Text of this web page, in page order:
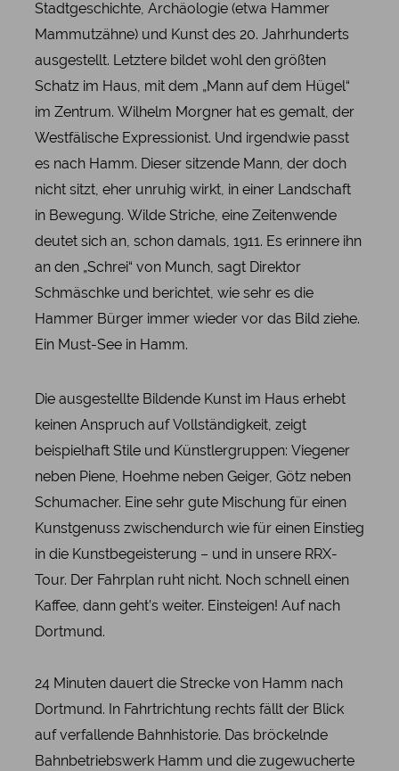
Stadtgeschichte, Archäologie (etwa Hammer
Mammutzähne) und Kunst des 20. Jahrhunderts
ausgestellt. Letztere bildet wohl den größten
Schatz im Haus, mit dem „Mann auf dem Hügel“
im Zentrum. Wilhelm Morgner hat es gemalt, der
Westfälische Expressionist. Und irgendwie passt
es nach Hamm. Dieser sitzende Mann, der doch
nicht sitzt, eher unruhig wirkt, in einer Landschaft
in Bewegung. Wilde Striche, eine Zeitenwende
deutet sich an, schon damals, 1911. Es erinnere ihn
an den „Schrei“ von Munch, sagt Direktor
Schmäschke und berichtet, wie sehr es die
Hammer Bürger immer wieder vor das Bild ziehe.
Ein Must-See in Hamm.
Die ausgestellte Bildende Kunst im Haus erhebt
keinen Anspruch auf Vollständigkeit, zeigt
beispielhaft Stile und Künstlergruppen: Viegener
neben Piene, Hoehme neben Geiger, Götz neben
Schumacher. Eine sehr gute Mischung für einen
Kunstgenuss zwischendurch wie für einen Einstieg
in die Kunstbegeisterung – und in unsere RRX-
Tour. Der Fahrplan ruht nicht. Noch schnell einen
Kaffee, dann geht’s weiter. Einsteigen! Auf nach
Dortmund.
24 Minuten dauert die Strecke von Hamm nach
Dortmund. In Fahrtrichtung rechts fällt der Blick
auf verfallende Bahnhistorie. Das bröckelnde
Bahnbetriebswerk Hamm und die zugewucherte